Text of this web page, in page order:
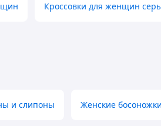
Кроссовки для женщин
и слипоны Женские